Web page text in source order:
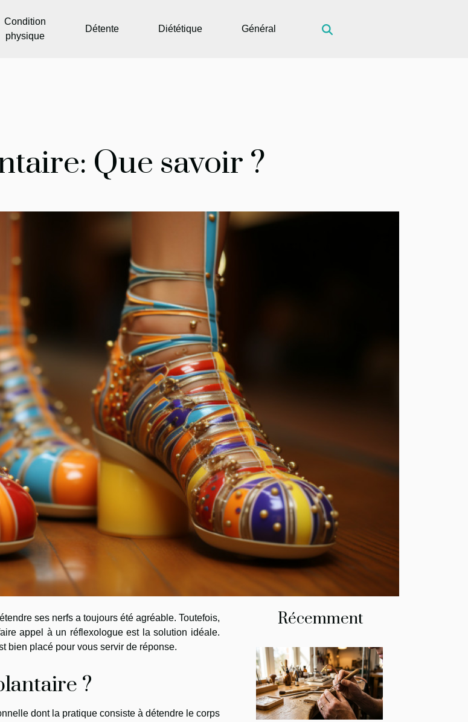
Condition
physique
Détente Diététique Général
Que savoir ?
ses nerfs a toujours été agréable. Toutefois,
appel à un réflexologue est la solution idéale.
bien placé pour vous servir de réponse.
?
dont la pratique consiste à détendre le corps
Récemment